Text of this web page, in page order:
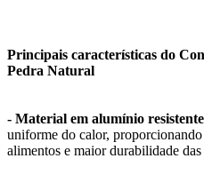
Principais características do
Pedra Natural
- Material em alumínio
uniforme do calor,
alimentos e maior durabilidade das